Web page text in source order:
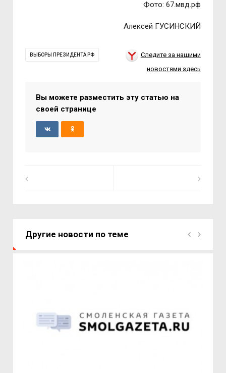
Фото: 67.мвд.рф
Алексей ГУСИНСКИЙ
ВЫБОРЫ ПРЕЗИДЕНТА РФ
Следите за нашими
новостями здесь
Вы можете разместить эту статью на
своей странице
Другие новости по теме